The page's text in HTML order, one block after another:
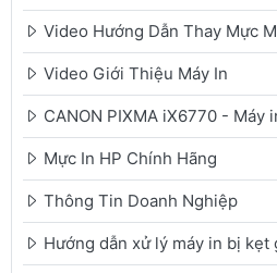
Video Hướng Dẫn Thay Mực
Video Giới Thiệu Máy In
CANON PIXMA iX6770 - Máy
Mực In HP Chính Hãng
Thông Tin Doanh Nghiệp
Hướng dẫn xử lý máy in bị kẹt